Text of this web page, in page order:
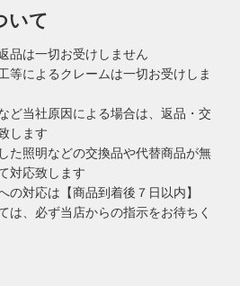
いて
品は一切お受けしません
等によるクレームは一切お受けしま
ど当社原因による場合は、返品・交
します
た照明などの交換品や代替商品が無
対応致します
の対応は【商品到着後７日以内】
は、必ず当店からの指示をお待ちく